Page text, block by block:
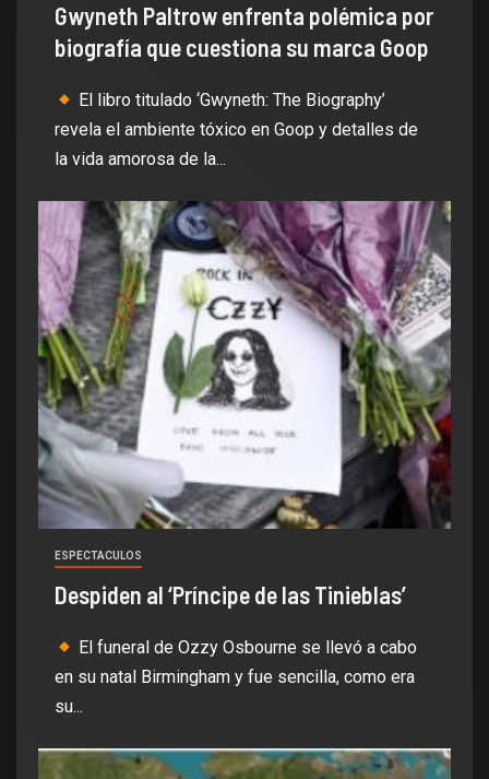
Gwyneth Paltrow enfrenta polémica por
biografía que cuestiona su marca Goop
El libro titulado ‘Gwyneth: The Biography’
revela el ambiente tóxico en Goop y detalles de
la vida amorosa de la...
ESPECTACULOS
Despiden al ‘Príncipe de las Tinieblas’
El funeral de Ozzy Osbourne se llevó a cabo
en su natal Birmingham y fue sencilla, como era
su...